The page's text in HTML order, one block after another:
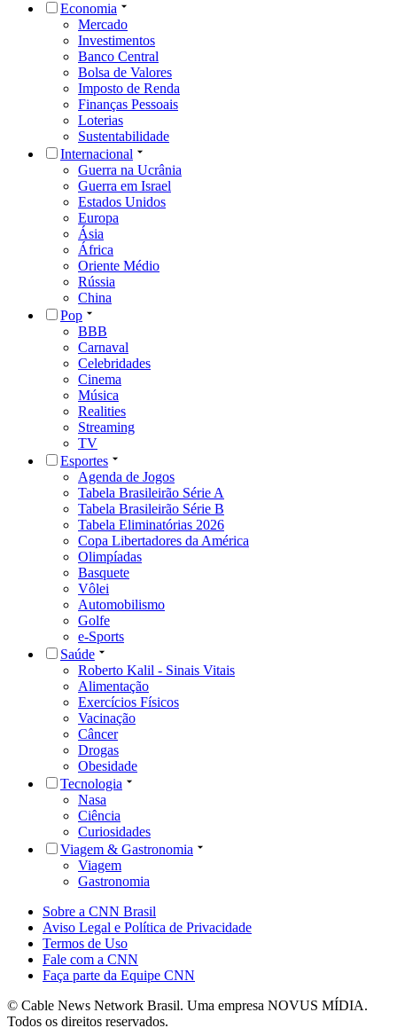
Economia
Mercado
Investimentos
Banco Central
Bolsa de Valores
Imposto de Renda
Finanças Pessoais
Loterias
Sustentabilidade
Internacional
Guerra na Ucrânia
Guerra em Israel
Estados Unidos
Europa
Ásia
África
Oriente Médio
Rússia
China
Pop
BBB
Carnaval
Celebridades
Cinema
Música
Realities
Streaming
TV
Esportes
Agenda de Jogos
Tabela Brasileirão Série A
Tabela Brasileirão Série B
Tabela Eliminatórias 2026
Copa Libertadores da América
Olimpíadas
Basquete
Vôlei
Automobilismo
Golfe
e-Sports
Saúde
Roberto Kalil - Sinais Vitais
Alimentação
Exercícios Físicos
Vacinação
Câncer
Drogas
Obesidade
Tecnologia
Nasa
Ciência
Curiosidades
Viagem & Gastronomia
Viagem
Gastronomia
Sobre a CNN Brasil
Aviso Legal e Política de Privacidade
Termos de Uso
Fale com a CNN
Faça parte da Equipe CNN
© Cable News Network Brasil. Uma empresa NOVUS MÍDIA.
Todos os direitos reservados.